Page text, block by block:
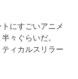
にすごいアニメ
々ぐらいだ。
ィカルスリラー